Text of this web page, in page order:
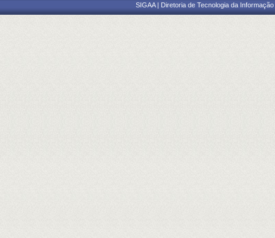
SIGAA | Diretoria de Tecnologia da